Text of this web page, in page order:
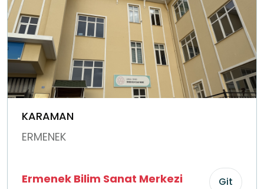
KARAMAN
ERMENEK
Ermenek Bilim Sanat Merkezi Git